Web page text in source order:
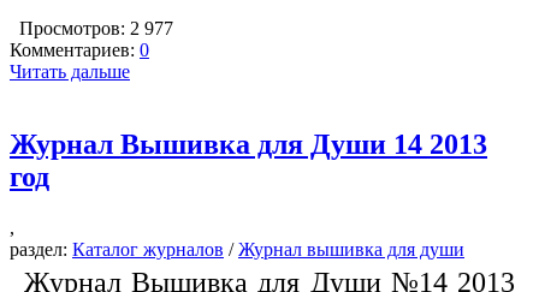
Просмотров: 2 977
Комментариев: 0
Читать дальше
Журнал Вышивка для Души 14 2013
год
,
раздел: Каталог журналов /Журнал вышивка для души
Журнал Вышивка для Души №14 2013